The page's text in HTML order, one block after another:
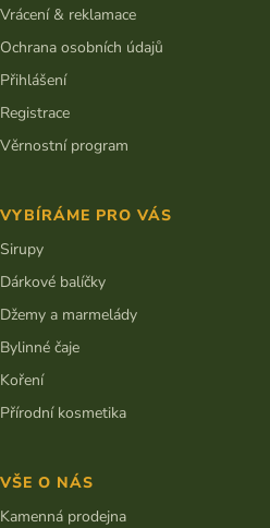
Vrácení & reklamace
Ochrana osobních údajů
Přihlášení
Registrace
Věrnostní program
VYBÍRÁME PRO VÁS
Sirupy
Dárkové balíčky
Džemy a marmelády
Bylinné čaje
Koření
Přírodní kosmetika
VŠE O NÁS
Kamenná prodejna